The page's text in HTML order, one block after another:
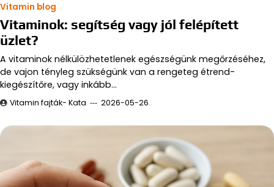
Vitamin blog
Vitaminok: segítség vagy jól felépített
üzlet?
A vitaminok nélkülözhetetlenek egészségünk megőrzéséhez,
de vajon tényleg szükségünk van a rengeteg étrend-
kiegészítőre, vagy inkább…
Vitamin fajták- Kata 2026-05-26